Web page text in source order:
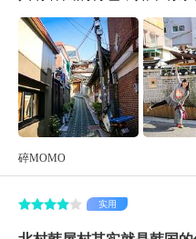
碎MOMO
实用